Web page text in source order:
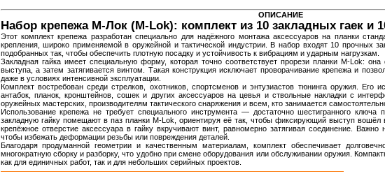
ОПИСАНИЕ
Набор крепежа М-Лок (M-Lok): комплект из 10 закладных гаек и
Этот комплект крепежа разработан специально для надёжного монтажа аксессуаров на планки
крепления, широко применяемой в оружейной и тактической индустрии. В набор входят 10 прочных
подобранных так, чтобы обеспечить плотную посадку и устойчивость к вибрациям и ударным нагрузкам.
Закладная гайка имеет специальную форму, которая точно соответствует прорези планки M-Lok: она
выступа, а затем затягивается винтом. Такая конструкция исключает проворачивание крепежа и
даже в условиях интенсивной эксплуатации.
Комплект востребован среди стрелков, охотников, спортсменов и энтузиастов тюнинга оружия. Его
антабок, планок, кронштейнов, сошек и других аксессуаров на цевья и ствольные накладки с
оружейных мастерских, производителям тактического снаряжения и всем, кто занимается
Использование крепежа не требует специального инструмента — достаточно шестигранного
закладную гайку помещают в паз планки M-Lok, ориентируя её так, чтобы фиксирующий выступ
крепёжное отверстие аксессуара в гайку вкручивают винт, равномерно затягивая соединение.
чтобы избежать деформации резьбы или повреждения деталей.
Благодаря продуманной геометрии и качественным материалам, комплект обеспечивает
многократную сборку и разборку, что удобно при смене оборудования или обслуживании оружия.
как для единичных работ, так и для небольших серийных проектов.